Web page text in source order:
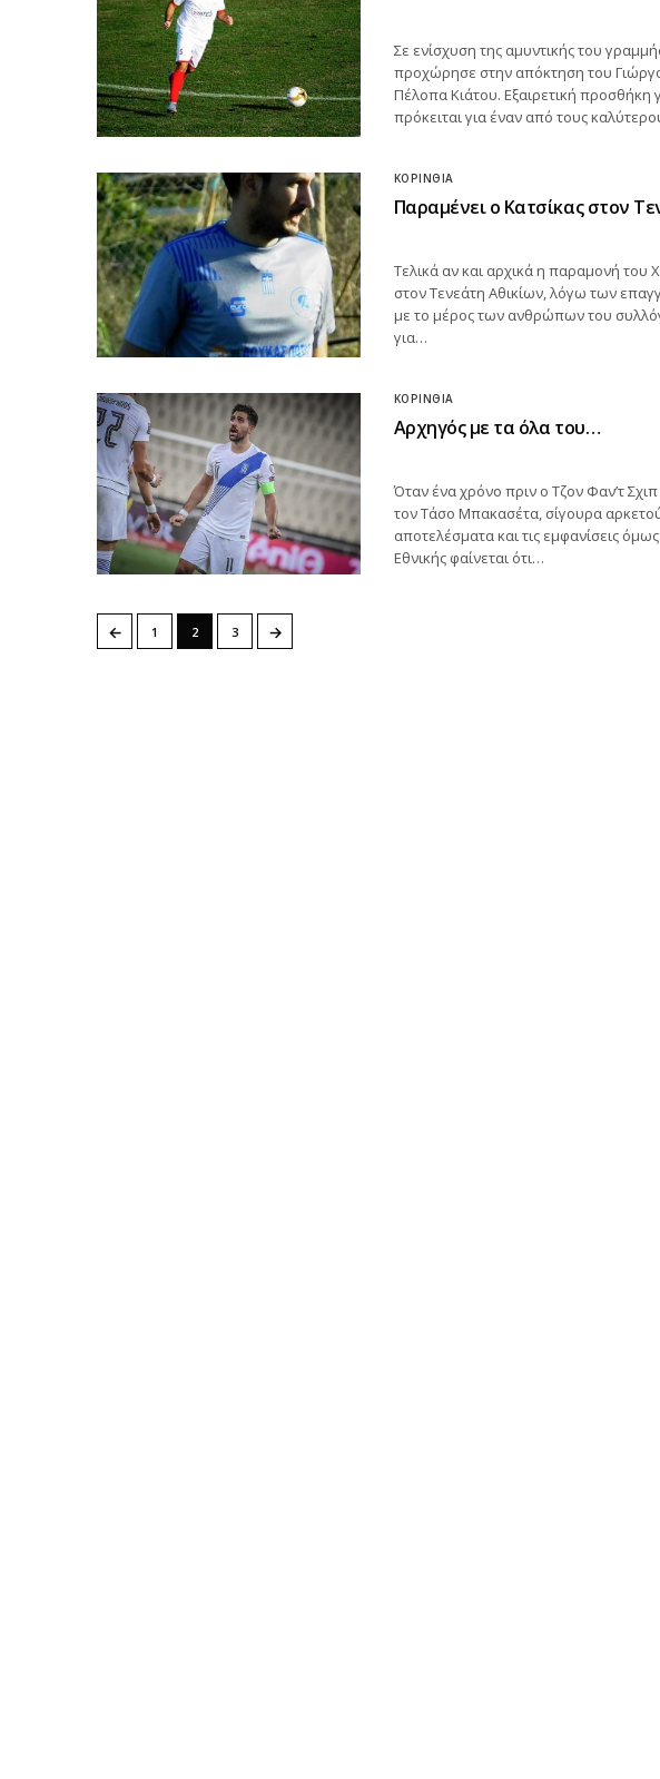
Σε ενίσχυση της αμυντικής του
προχώρησε στην απόκτηση του
Πέλοπα Κιάτου. Εξαιρετική προσθήκη
πρόκειται για έναν από τους
ΚΟΡΙΝΘΊΑ
Παραμένει ο Κατσίκας στον
Τελικά αν και αρχικά η παραμονή του
στον Τενεάτη Αθικίων, λόγω των
με το μέρος των ανθρώπων του
για…
ΚΟΡΙΝΘΊΑ
Αρχηγός με τα όλα του…
Όταν ένα χρόνο πριν ο Τζον Φαν’τ
τον Τάσο Μπακασέτα, σίγουρα
αποτελέσματα και τις εμφανίσεις
Εθνικής φαίνεται ότι…
← 1 2 3 →